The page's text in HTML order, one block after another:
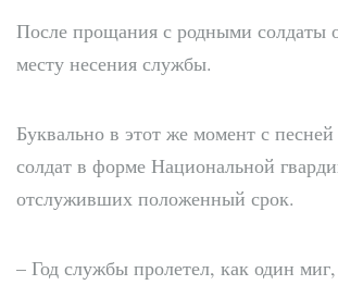
После прощания с родными солдаты
месту несения службы.
Буквально в этот же момент с
солдат в форме Национальной
отслуживших положенный срок.
– Год службы пролетел, как один